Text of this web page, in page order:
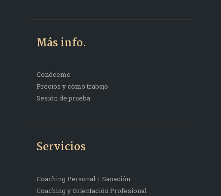
Más info.
Conóceme
Precios y cómo trabajo
Sesión de prueba
Servicios
Coaching Personal + Sanación
Coaching y Orientación Profesional